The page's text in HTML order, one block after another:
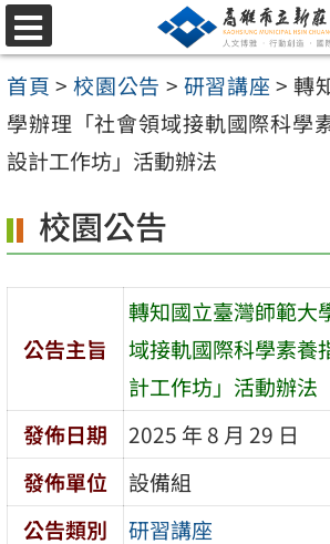
跳
至
主
要
內
區
選
單
首頁 > 校園公告 > 研習講座 > 轉
學辦理「社會領域接軌國際科學
設計工作坊」活動辦法
校園公告
公告主旨
轉知國立臺灣師範大
域接軌國際科學素養
計工作坊」活動辦法
發佈日期
2025 年 8 月 29 日
發佈單位
設備組
公告類別
研習講座